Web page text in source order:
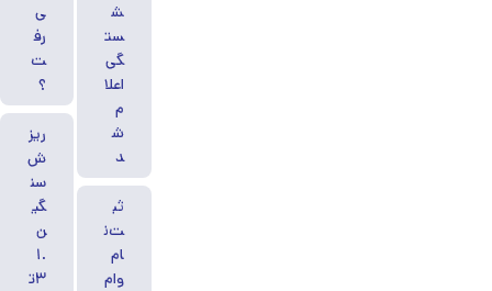
ش
ست
گی
اعلا
م
ش
د
ثب
ت‌ن
ام
وام
ی
رف
ت
؟
ریز
ش
سن
گی
ن
۱.
۳ت